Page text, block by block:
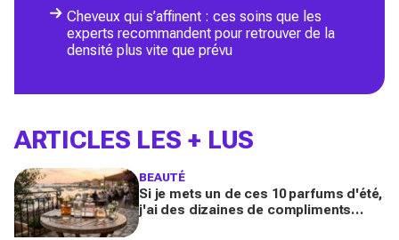
Cheveux qui s’affinent : ces soins que les
experts recommandent pour retrouver de la
densité plus vite que prévu
ARTICLES LES + LUS
BEAUTÉ
Si je mets un de ces 10 parfums d'été,
j'ai des dizaines de compliments